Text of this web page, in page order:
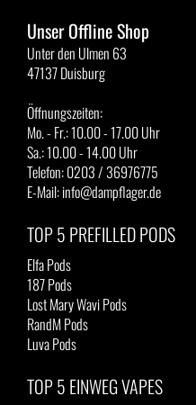
Unser Offline Shop
Unter den Ulmen 63
47137 Duisburg
Öffnungszeiten:
Mo. - Fr.: 10.00 - 17.00 Uhr
Sa.: 10.00 - 14.00 Uhr
Telefon: 0203 / 36976775
E-Mail: info@dampflager.de
TOP 5 PREFILLED PODS
Elfa Pods
187 Pods
Lost Mary Wavi Pods
RandM Pods
Luva Pods
TOP 5 EINWEG VAPES